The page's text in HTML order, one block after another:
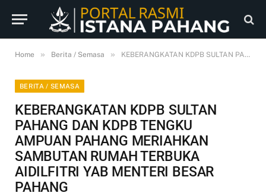
Home » Berita / Semasa » KEBERANGKATAN KDPB SULTAN PAHANG DAN KDPB TENGKU AMPUAN PAHANG MERIAHKAN SAMBUTAN RUMAH TERBUKA AIDILFITRI YAB MENTERI BESAR PAHANG
BERITA / SEMASA
KEBERANGKATAN KDPB SULTAN
PAHANG DAN KDPB TENGKU
AMPUAN PAHANG MERIAHKAN
SAMBUTAN RUMAH TERBUKA
AIDILFITRI YAB MENTERI BESAR
PAHANG